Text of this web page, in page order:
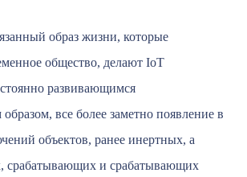
образ жизни, которые
общество, делают IoT
развивающимся
все более заметно появление в
объектов, ранее инертных, а
срабатывающих и срабатывающих